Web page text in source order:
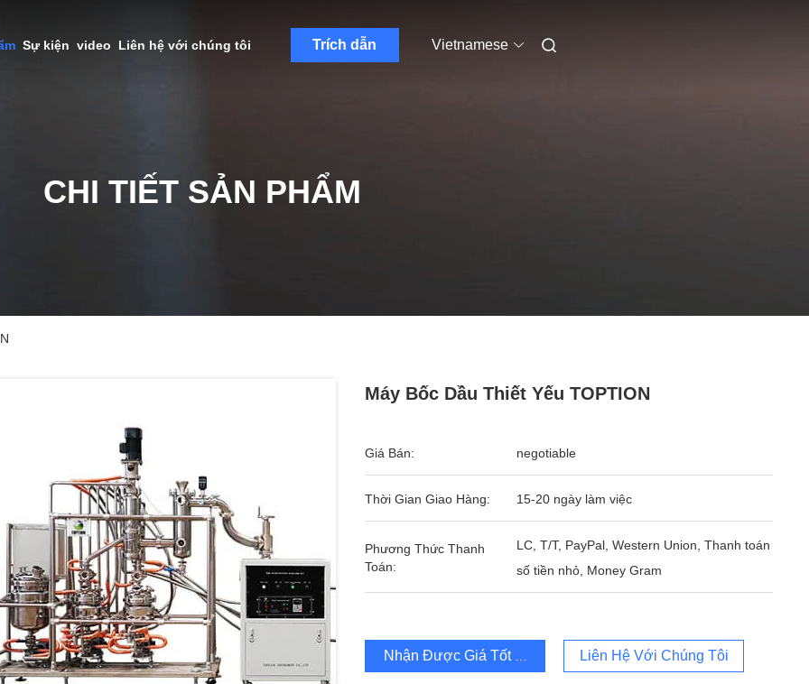
Sự kiện video Liên hệ với chúng tôi Trích dẫn Vietnamese
CHI TIẾT SẢN PHẨM
Máy Bốc Dầu Thiết Yếu TOPTION
Giá Bán: negotiable
Thời Gian Giao Hàng: 15-20 ngày làm việc
Phương Thức Thanh
Toán:
LC, T/T, PayPal, Western Union, Thanh toán
số tiền nhỏ, Money Gram
Nhận Được Giá Tốt Nhất Liên Hệ Với Chúng Tôi